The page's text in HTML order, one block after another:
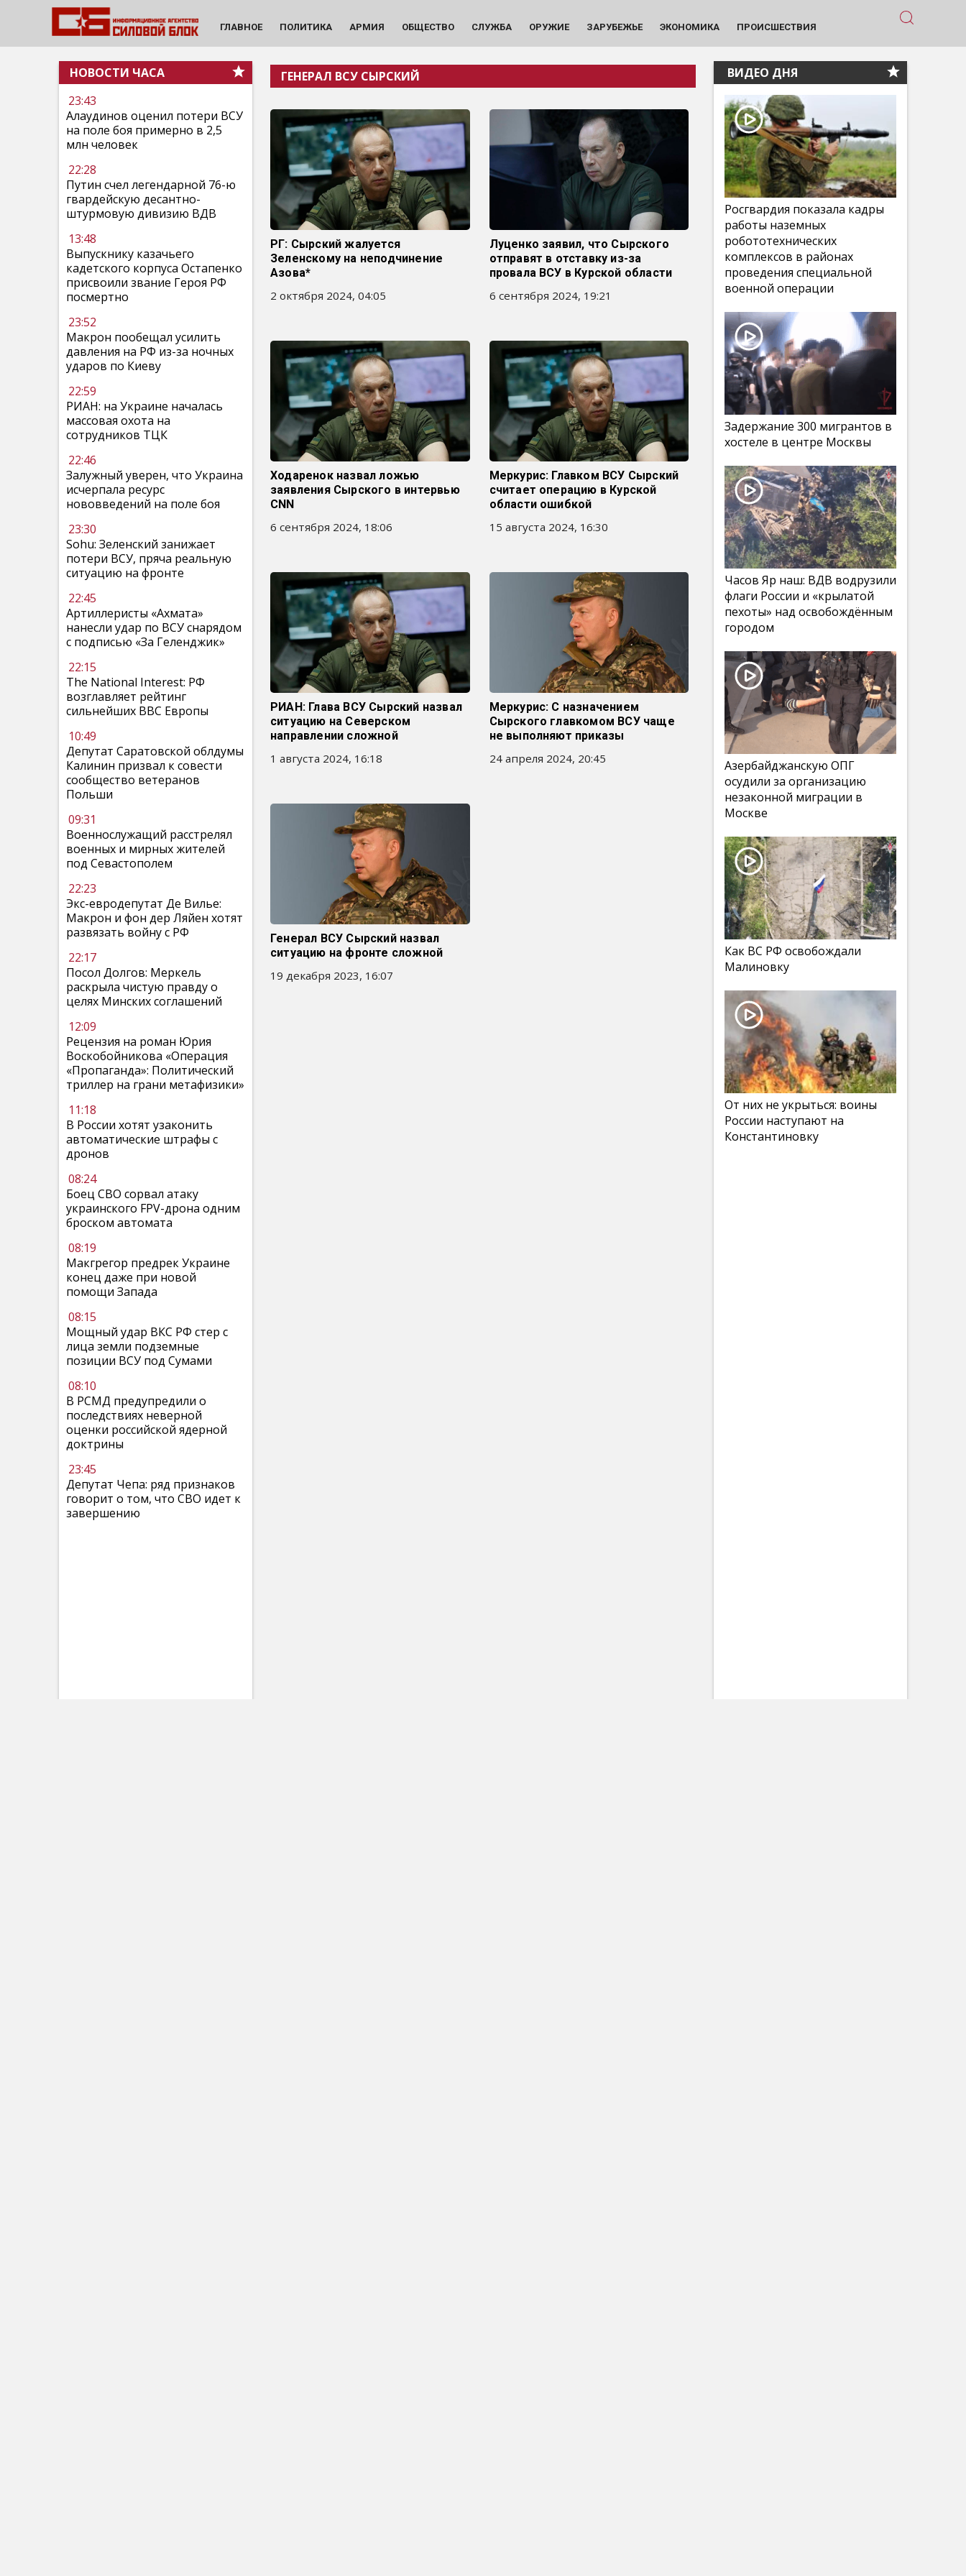
ГЛАВНОЕ ПОЛИТИКА АРМИЯ ОБЩЕСТВО СЛУЖБА ОРУЖИЕ ЗАРУБЕЖЬЕ ЭКОНОМИКА ПРОИСШЕСТВИЯ
НОВОСТИ ЧАСА
23:43
Алаудинов оценил потери ВСУ
на поле боя примерно в 2,5
млн человек
22:28
Путин счел легендарной 76-ю
гвардейскую десантно-
штурмовую дивизию ВДВ
13:48
Выпускнику казачьего
кадетского корпуса Остапенко
присвоили звание Героя РФ
посмертно
23:52
Макрон пообещал усилить
давления на РФ из-за ночных
ударов по Киеву
22:59
РИАН: на Украине началась
массовая охота на
сотрудников ТЦК
22:46
Залужный уверен, что Украина
исчерпала ресурс
нововведений на поле боя
23:30
Sohu: Зеленский занижает
потери ВСУ, пряча реальную
ситуацию на фронте
22:45
Артиллеристы «Ахмата»
нанесли удар по ВСУ снарядом
с подписью «За Геленджик»
22:15
The National Interest: РФ
возглавляет рейтинг
сильнейших ВВС Европы
10:49
Депутат Саратовской облдумы
Калинин призвал к совести
сообщество ветеранов
Польши
09:31
Военнослужащий расстрелял
военных и мирных жителей
под Севастополем
22:23
Экс-евродепутат Де Вилье:
Макрон и фон дер Ляйен хотят
развязать войну с РФ
22:17
Посол Долгов: Меркель
раскрыла чистую правду о
целях Минских соглашений
12:09
Рецензия на роман Юрия
Воскобойникова «Операция
«Пропаганда»: Политический
триллер на грани метафизики»
11:18
В России хотят узаконить
автоматические штрафы с
дронов
08:24
Боец СВО сорвал атаку
украинского FPV-дрона одним
броском автомата
08:19
Макгрегор предрек Украине
конец даже при новой
помощи Запада
08:15
Мощный удар ВКС РФ стер с
лица земли подземные
позиции ВСУ под Сумами
08:10
В РСМД предупредили о
последствиях неверной
оценки российской ядерной
доктрины
23:45
Депутат Чепа: ряд признаков
говорит о том, что СВО идет к
завершению
ГЕНЕРАЛ ВСУ СЫРСКИЙ
РГ: Сырский жалуется
Зеленскому на неподчинение
Азова*
2 октября 2024, 04:05
Луценко заявил, что Сырского
отправят в отставку из-за
провала ВСУ в Курской области
6 сентября 2024, 19:21
Ходаренок назвал ложью
заявления Сырского в интервью
CNN
6 сентября 2024, 18:06
Меркурис: Главком ВСУ Сырский
считает операцию в Курской
области ошибкой
15 августа 2024, 16:30
РИАН: Глава ВСУ Сырский назвал
ситуацию на Северском
направлении сложной
1 августа 2024, 16:18
Меркурис: С назначением
Сырского главкомом ВСУ чаще
не выполняют приказы
24 апреля 2024, 20:45
Генерал ВСУ Сырский назвал
ситуацию на фронте сложной
19 декабря 2023, 16:07
ВИДЕО ДНЯ
Росгвардия показала кадры
работы наземных
робототехнических
комплексов в районах
проведения специальной
военной операции
Задержание 300 мигрантов в
хостеле в центре Москвы
Часов Яр наш: ВДВ водрузили
флаги России и «крылатой
пехоты» над освобождённым
городом
Азербайджанскую ОПГ
осудили за организацию
незаконной миграции в
Москве
Как ВС РФ освобождали
Малиновку
От них не укрыться: воины
России наступают на
Константиновку